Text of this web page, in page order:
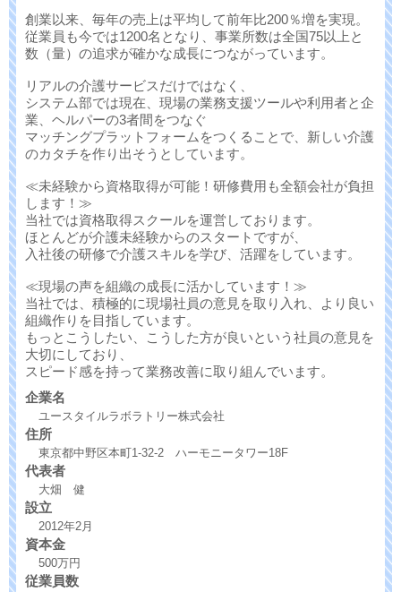
創業以来、毎年の売上は平均して前年比200％増を実現。
従業員も今では1200名となり、事業所数は全国75以上と
数（量）の追求が確かな成長につながっています。
リアルの介護サービスだけではなく、
システム部では現在、現場の業務支援ツールや利用者と企
業、ヘルパーの3者間をつなぐ
マッチングプラットフォームをつくることで、新しい介護
のカタチを作り出そうとしています。
≪未経験から資格取得が可能！研修費用も全額会社が負担
します！≫
当社では資格取得スクールを運営しております。
ほとんどが介護未経験からのスタートですが、
入社後の研修で介護スキルを学び、活躍をしています。
≪現場の声を組織の成長に活かしています！≫
当社では、積極的に現場社員の意見を取り入れ、より良い
組織作りを目指しています。
もっとこうしたい、こうした方が良いという社員の意見を
大切にしており、
スピード感を持って業務改善に取り組んでいます。
企業名
ユースタイルラボラトリー株式会社
住所
東京都中野区本町1-32-2 ハーモニータワー18F
代表者
大畑 健
設立
2012年2月
資本金
500万円
従業員数